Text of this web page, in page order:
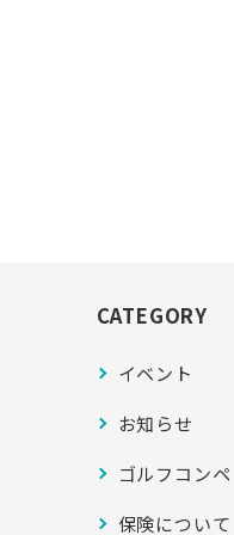
CATEGORY
イベント
お知らせ
ゴルフコンペ
保険について